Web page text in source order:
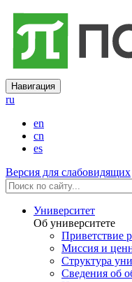
Навигация
ru
en
cn
es
Версия для слабовидящих
Университет
Об университете
Приветствие
Миссия и
Структура
Сведения об